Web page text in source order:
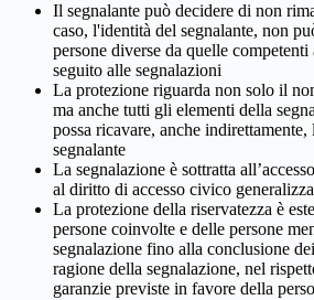
Il segnalante può decidere di non
caso, l'identità del segnalante, non
persone diverse da quelle competenti
seguito alle segnalazioni
La protezione riguarda non solo il
ma anche tutti gli elementi della
possa ricavare, anche
segnalante
La segnalazione è sottratta
al diritto di accesso civico
La protezione della riservatezza è
persone coinvolte e delle persone
segnalazione fino alla conclusione
ragione della segnalazione, nel
garanzie previste in favore della